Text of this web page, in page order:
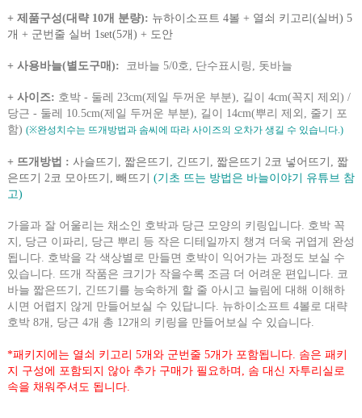
+ 제품구성(대략 10개 분량): 뉴하이소프트 4볼 + 열쇠 키고리(실버) 5
개 + 군번줄 실버 1set(5개) + 도안
+ 사용바늘(별도구매): 코바늘 5/0호, 단수표시링, 돗바늘
+ 사이즈: 호박 - 둘레 23cm(제일 두꺼운 부분), 길이 4cm(꼭지 제외) /
당근 - 둘레 10.5cm(제일 두꺼운 부분), 길이 14cm(뿌리 제외, 줄기 포
함) (※완성치수는 뜨개방법과 솜씨에 따라 사이즈의 오차가 생길 수 있습니다.)
+ 뜨개방법 : 사슬뜨기, 짧은뜨기, 긴뜨기, 짧은뜨기 2코 넣어뜨기, 짧
은뜨기 2코 모아뜨기, 빼뜨기
(기초 뜨는 방법은 바늘이야기 유튜브 참
고)
가을과 잘 어울리는 채소인 호박과 당근 모양의 키링입니다. 호박 꼭
지, 당근 이파리, 당근 뿌리 등 작은 디테일까지 챙겨 더욱 귀엽게 완성
됩니다. 호박을 각 색상별로 만들면 호박이 익어가는 과정도 보실 수
있습니다. 뜨개 작품은 크기가 작을수록 조금 더 어려운 편입니다. 코
바늘 짧은뜨기, 긴뜨기를 능숙하게 할 줄 아시고 늘림에 대해 이해하
시면 어렵지 않게 만들어보실 수 있답니다. 뉴하이소프트 4볼로 대략
호박 8개, 당근 4개 총 12개의 키링을 만들어보실 수 있습니다.
*패키지에는 열쇠 키고리 5개와 군번줄 5개가 포함됩니다. 솜은 패키
지 구성에 포함되지 않아 추가 구매가 필요하며, 솜 대신 자투리실로
속을 채워주셔도 됩니다.